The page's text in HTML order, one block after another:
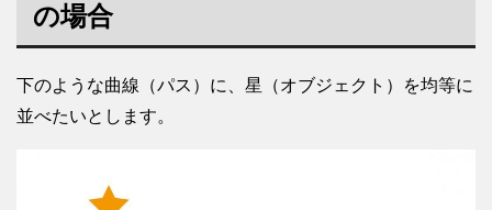
の場合
下のような曲線（パス）に、星（オブジェクト）を均等に
並べたいとします。